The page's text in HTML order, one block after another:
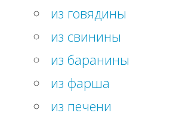
из говядины
из свинины
из баранины
из фарша
из печени